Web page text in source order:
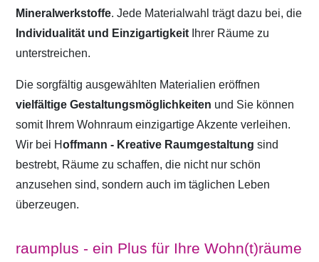
Mineralwerkstoffe. Jede Materialwahl trägt dazu bei, die
Individualität und Einzigartigkeit Ihrer Räume zu
unterstreichen.
Die sorgfältig ausgewählten Materialien eröffnen
vielfältige Gestaltungsmöglichkeiten und Sie können
somit Ihrem Wohnraum einzigartige Akzente verleihen.
Wir bei Hoffmann - Kreative Raumgestaltung sind
bestrebt, Räume zu schaffen, die nicht nur schön
anzusehen sind, sondern auch im täglichen Leben
überzeugen.
raumplus - ein Plus für Ihre Wohn(t)räume